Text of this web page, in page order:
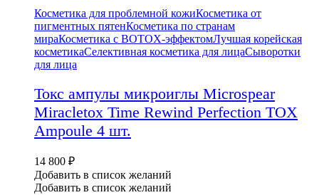
Косметика для проблемной кожиКосметика от
пигментных пятенКосметика по странам
мираКосметика с BOTOX-эффектомЛучшая корейская
косметикаСелективная косметика для лицаСыворотки
для лица
Токс ампулы микроиглы Microspear
Miracletox Time Rewind Perfection TOX
Ampoule 4 шт.
14 800 ₽
Добавить в список желаний
Добавить в список желаний